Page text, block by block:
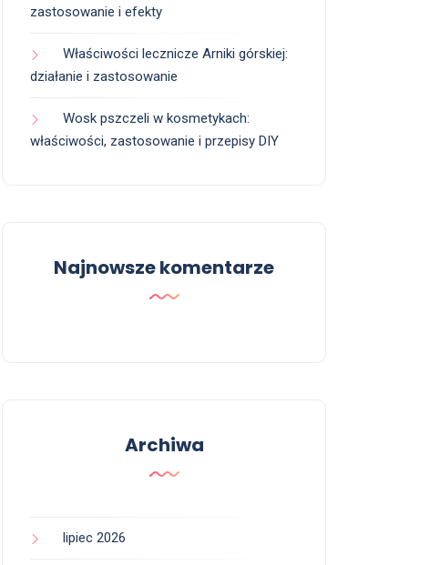
zastosowanie i efekty
Właściwości lecznicze Arniki górskiej:
działanie i zastosowanie
Wosk pszczeli w kosmetykach:
właściwości, zastosowanie i przepisy DIY
Najnowsze komentarze
Archiwa
lipiec 2026